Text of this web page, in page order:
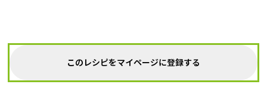
このレシピをマイページに登録する